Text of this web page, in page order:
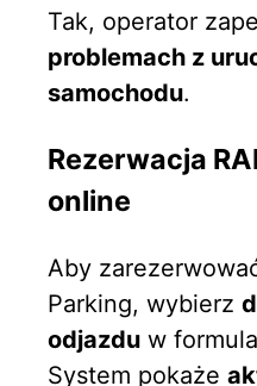
Tak, operator
problemach z
samochodu.
Rezerwacja
online
Aby
Parking, wybierz
odjazdu w
System pokaże